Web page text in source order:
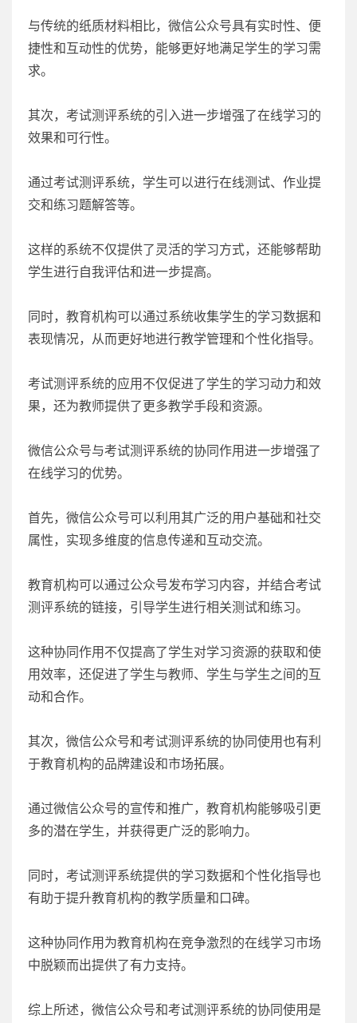
与传统的纸质材料相比，微信公众号具有实时性、便
捷性和互动性的优势，能够更好地满足学生的学习需
求。
其次，考试测评系统的引入进一步增强了在线学习的
效果和可行性。
通过考试测评系统，学生可以进行在线测试、作业提
交和练习题解答等。
这样的系统不仅提供了灵活的学习方式，还能够帮助
学生进行自我评估和进一步提高。
同时，教育机构可以通过系统收集学生的学习数据和
表现情况，从而更好地进行教学管理和个性化指导。
考试测评系统的应用不仅促进了学生的学习动力和效
果，还为教师提供了更多教学手段和资源。
微信公众号与考试测评系统的协同作用进一步增强了
在线学习的优势。
首先，微信公众号可以利用其广泛的用户基础和社交
属性，实现多维度的信息传递和互动交流。
教育机构可以通过公众号发布学习内容，并结合考试
测评系统的链接，引导学生进行相关测试和练习。
这种协同作用不仅提高了学生对学习资源的获取和使
用效率，还促进了学生与教师、学生与学生之间的互
动和合作。
其次，微信公众号和考试测评系统的协同使用也有利
于教育机构的品牌建设和市场拓展。
通过微信公众号的宣传和推广，教育机构能够吸引更
多的潜在学生，并获得更广泛的影响力。
同时，考试测评系统提供的学习数据和个性化指导也
有助于提升教育机构的教学质量和口碑。
这种协同作用为教育机构在竞争激烈的在线学习市场
中脱颖而出提供了有力支持。
综上所述，微信公众号和考试测评系统的协同使用是